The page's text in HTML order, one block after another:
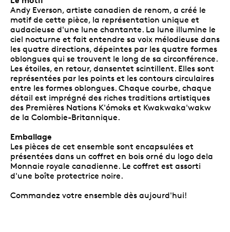
Andy Everson, artiste canadien de renom, a créé le
motif de cette pièce, la représentation unique et
audacieuse d'une lune chantante. La lune illumine le
ciel nocturne et fait entendre sa voix mélodieuse dans
les quatre directions, dépeintes par les quatre formes
oblongues qui se trouvent le long de sa circonférence.
Les étoiles, en retour, dansentet scintillent. Elles sont
représentées par les points et les contours circulaires
entre les formes oblongues. Chaque courbe, chaque
détail est imprégné des riches traditions artistiques
des Premières Nations K'ómoks et Kwakwaka'wakw
de la Colombie-Britannique.
Emballage
Les pièces de cet ensemble sont encapsulées et
présentées dans un coffret en bois orné du logo dela
Monnaie royale canadienne. Le coffret est assorti
d'une boîte protectrice noire.
Commandez votre ensemble dès aujourd'hui!